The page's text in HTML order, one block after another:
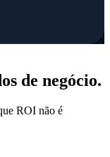
de negócio.
ROI não é